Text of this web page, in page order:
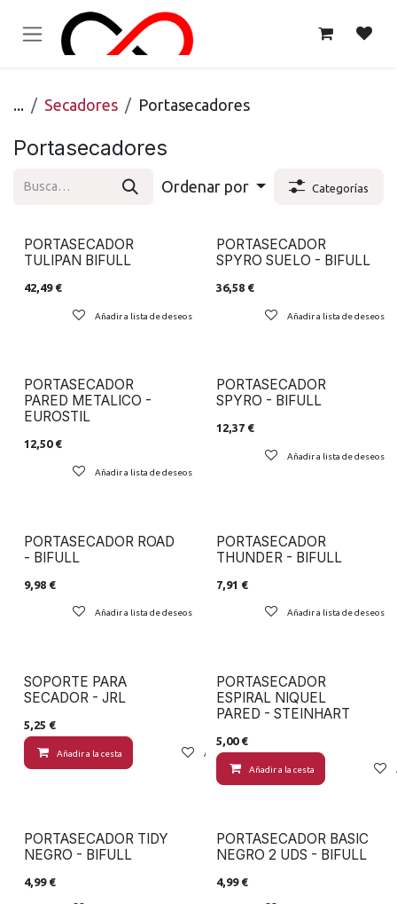
... Secadores Portasecadores
Portasecadores
Ordenar por Categorías
PORTASECADOR
TULIPAN BIFULL
42,49€
Añadir a lista de deseos
PORTASECADOR
SPYRO SUELO - BIFULL
36,58€
Añadir a lista de deseos
PORTASECADOR
PARED METALICO -
EUROSTIL
12,50€
Añadir a lista de deseos
PORTASECADOR
SPYRO - BIFULL
12,37€
Añadir a lista de deseos
PORTASECADOR ROAD
- BIFULL
9,98 €
Añadir a lista de deseos
PORTASECADOR
THUNDER - BIFULL
7,91 €
Añadir a lista de deseos
SOPORTE PARA
SECADOR - JRL
5,25 €
Añadir a la cesta Añadir a lista de deseos
PORTASECADOR
ESPIRAL NIQUEL
PARED - STEINHART
5,00€
Añadir a la cesta
PORTASECADOR TIDY
NEGRO - BIFULL
4,99€
PORTASECADOR BASIC
NEGRO 2 UDS - BIFULL
4,99€